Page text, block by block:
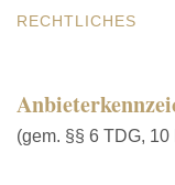
RECHTLICHES
(gem. §§ 6 TDG, 10